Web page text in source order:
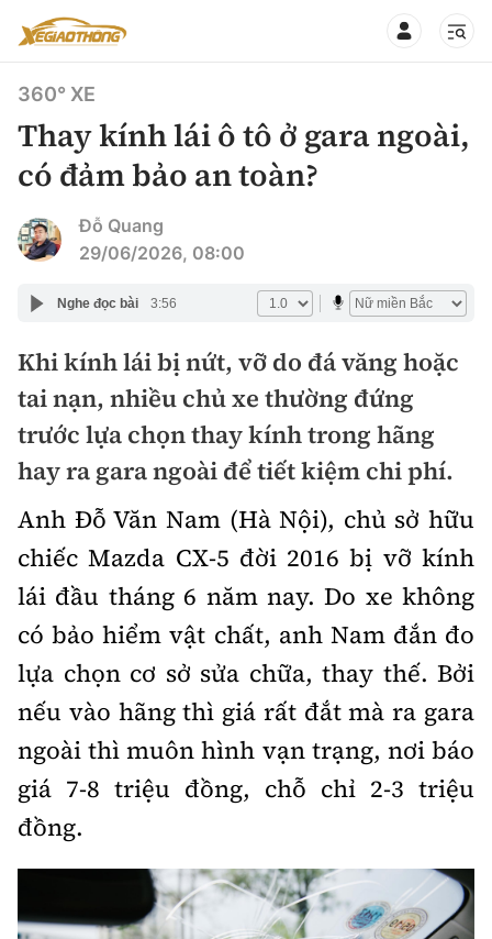
360° xe
Chính sách
Hạ tầng phương tiện
Góc nhìn
Tâm điểm
Xe du lịch
Xe chuyên dụng
Xe máy
Đánh giá xe
Đánh giá xe mới
So sánh
Xếp hạng xe
Lái mới
Tư vấn sử dụng
Chọn xe
Lái xe an toàn
Bảo hiểm xe
Sản phẩm bảo hiểm
Bồi thường bảo hiểm
Xe xanh
Video
Review xe
Giới thiệu xe
Tư vấn
Ảnh
Ô tô
Xe máy
360° XE
Thay kính lái ô tô ở gara ngoài,
có đảm bảo an toàn?
Đỗ Quang
29/06/2026, 08:00
Nghe đọc bài 3:56
Khi kính lái bị nứt, vỡ do đá văng hoặc
tai nạn, nhiều chủ xe thường đứng
trước lựa chọn thay kính trong hãng
hay ra gara ngoài để tiết kiệm chi phí.
Anh Đỗ Văn Nam (Hà Nội), chủ sở hữu
chiếc Mazda CX-5 đời 2016 bị vỡ kính
lái đầu tháng 6 năm nay. Do xe không
có bảo hiểm vật chất, anh Nam đắn đo
lựa chọn cơ sở sửa chữa, thay thế. Bởi
nếu vào hãng thì giá rất đắt mà ra gara
ngoài thì muôn hình vạn trạng, nơi báo
giá 7-8 triệu đồng, chỗ chỉ 2-3 triệu
đồng.